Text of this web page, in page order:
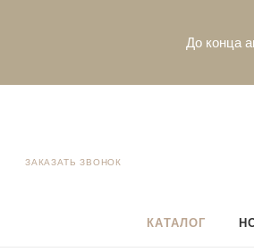
До конца
ЗАКАЗАТЬ ЗВОНОК
КАТАЛОГ